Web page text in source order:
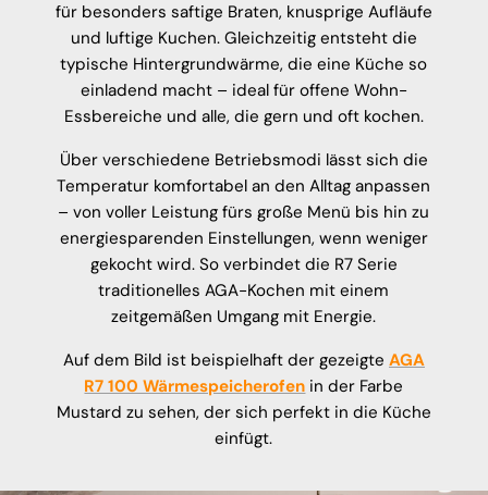
für besonders saftige Braten, knusprige Aufläufe
und luftige Kuchen. Gleichzeitig entsteht die
typische Hintergrundwärme, die eine Küche so
einladend macht – ideal für offene Wohn-
Essbereiche und alle, die gern und oft kochen.
Über verschiedene Betriebsmodi lässt sich die
Temperatur komfortabel an den Alltag anpassen
– von voller Leistung fürs große Menü bis hin zu
energiesparenden Einstellungen, wenn weniger
gekocht wird. So verbindet die R7 Serie
traditionelles AGA-Kochen mit einem
zeitgemäßen Umgang mit Energie.
Auf dem Bild ist beispielhaft der gezeigte AGA
R7 100 Wärmespeicherofen in der Farbe
Mustard zu sehen, der sich perfekt in die Küche
einfügt.